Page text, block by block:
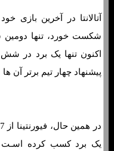
اکنون تنها یک برد در
پیشنهاد چهار تیم برتر آن
یک برد کسب کرده اسـت